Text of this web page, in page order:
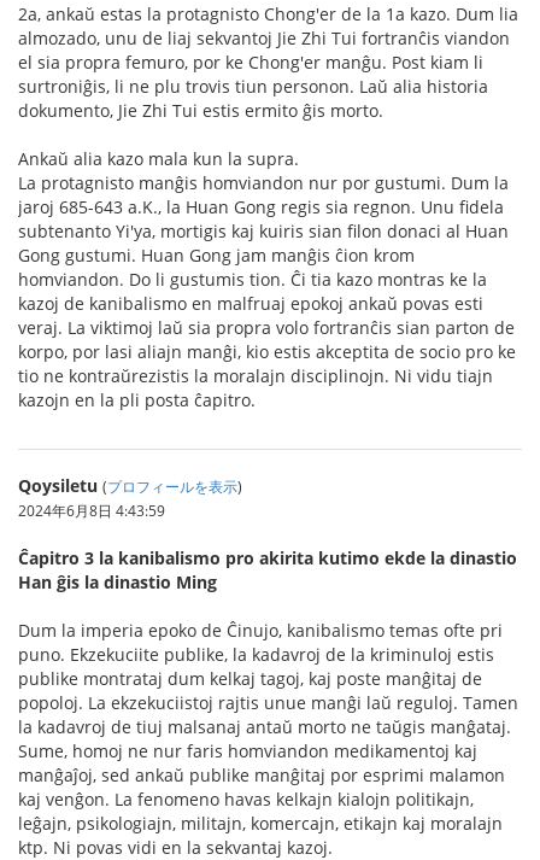
2a, ankaŭ estas la protagnisto Chong'er de la 1a kazo. Dum lia
almozado, unu de liaj sekvantoj Jie Zhi Tui fortranĉis viandon
el sia propra femuro, por ke Chong'er manĝu. Post kiam li
surtroniĝis, li ne plu trovis tiun personon. Laŭ alia historia
dokumento, Jie Zhi Tui estis ermito ĝis morto.
Ankaŭ alia kazo mala kun la supra.
La protagnisto manĝis homviandon nur por gustumi. Dum la
jaroj 685-643 a.K., la Huan Gong regis sia regnon. Unu fidela
subtenanto Yi'ya, mortigis kaj kuiris sian filon donaci al Huan
Gong gustumi. Huan Gong jam manĝis ĉion krom
homviandon. Do li gustumis tion. Ĉi tia kazo montras ke la
kazoj de kanibalismo en malfruaj epokoj ankaŭ povas esti
veraj. La viktimoj laŭ sia propra volo fortranĉis sian parton de
korpo, por lasi aliajn manĝi, kio estis akceptita de socio pro ke
tio ne kontraŭrezistis la moralajn disciplinojn. Ni vidu tiajn
kazojn en la pli posta ĉapitro.
Qoysiletu (プロフィールを表示)
2024年6月8日 4:43:59
Ĉapitro 3 la kanibalismo pro akirita kutimo ekde la dinastio
Han ĝis la dinastio Ming
Dum la imperia epoko de Ĉinujo, kanibalismo temas ofte pri
puno. Ekzekuciite publike, la kadavroj de la kriminuloj estis
publike montrataj dum kelkaj tagoj, kaj poste manĝitaj de
popoloj. La ekzekuciistoj rajtis unue manĝi laŭ reguloj. Tamen
la kadavroj de tiuj malsanaj antaŭ morto ne taŭgis manĝataj.
Sume, homoj ne nur faris homviandon medikamentoj kaj
manĝaĵoj, sed ankaŭ publike manĝitaj por esprimi malamon
kaj venĝon. La fenomeno havas kelkajn kialojn politikajn,
leĝajn, psikologiajn, militajn, komercajn, etikajn kaj moralajn
ktp. Ni povas vidi en la sekvantaj kazoj.